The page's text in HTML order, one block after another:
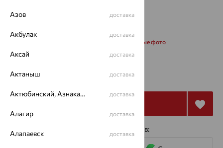
Запросить дополнительные фото
от 26 296 87 653₽
с помощью сервисов:
Азов доставка
Акбулак доставка
Аксай доставка
Актаныш доставка
Актюбинский, Азнакаевский район доставка
Алагир доставка
Алапаевск доставка